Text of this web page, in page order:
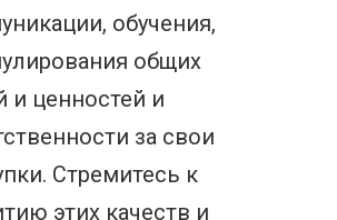
обучения,
общих
и ценностей и
за свои
Стремитесь к
этих качеств и